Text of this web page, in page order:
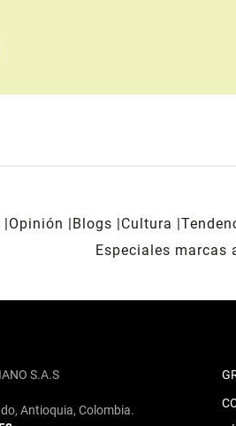
Opinión Blogs Cultura
Especiales marcas
S.A.S
Antioquia, Colombia.